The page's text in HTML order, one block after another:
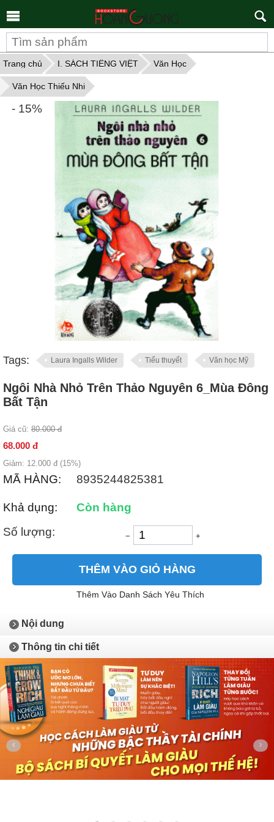
Trang chủ I. SÁCH TIẾNG VIỆT Văn Học
Văn Học Thiếu Nhi
Tags: Laura Ingalls Wilder Tiểu thuyết Văn học Mỹ
- 15%
Ngôi Nhà Nhỏ Trên Thảo Nguyên 6_Mùa Đông
Bất Tận
Giá cũ: 80.000 đ
68.000 đ
Giảm: 12.000 đ (15%)
MÃ HÀNG: 8935244825381
Khả dụng:
Còn hàng
Số lượng:
− +
THÊM VÀO GIỎ HÀNG
Thêm Vào Danh Sách Yêu Thích
Nội dung
Thông tin chi tiết